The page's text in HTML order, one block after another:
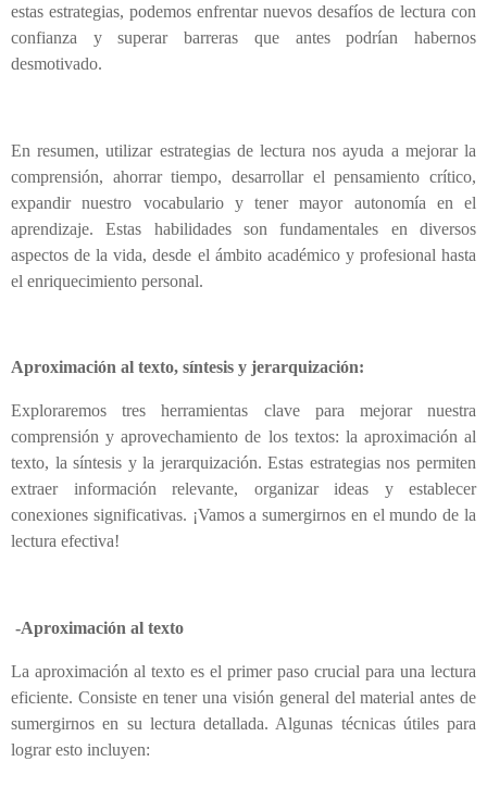
estas estrategias, podemos enfrentar nuevos desafíos de lectura con
confianza y superar barreras que antes podrían habernos
desmotivado.
En resumen, utilizar estrategias de lectura nos ayuda a mejorar la
comprensión, ahorrar tiempo, desarrollar el pensamiento crítico,
expandir nuestro vocabulario y tener mayor autonomía en el
aprendizaje. Estas habilidades son fundamentales en diversos
aspectos de la vida, desde el ámbito académico y profesional hasta
el enriquecimiento personal.
Aproximación al texto, síntesis y jerarquización:
Exploraremos tres herramientas clave para mejorar nuestra
comprensión y aprovechamiento de los textos: la aproximación al
texto, la síntesis y la jerarquización. Estas estrategias nos permiten
extraer información relevante, organizar ideas y establecer
conexiones significativas. ¡Vamos a sumergirnos en el mundo de la
lectura efectiva!
-Aproximación al texto
La aproximación al texto es el primer paso crucial para una lectura
eficiente. Consiste en tener una visión general del material antes de
sumergirnos en su lectura detallada. Algunas técnicas útiles para
lograr esto incluyen: